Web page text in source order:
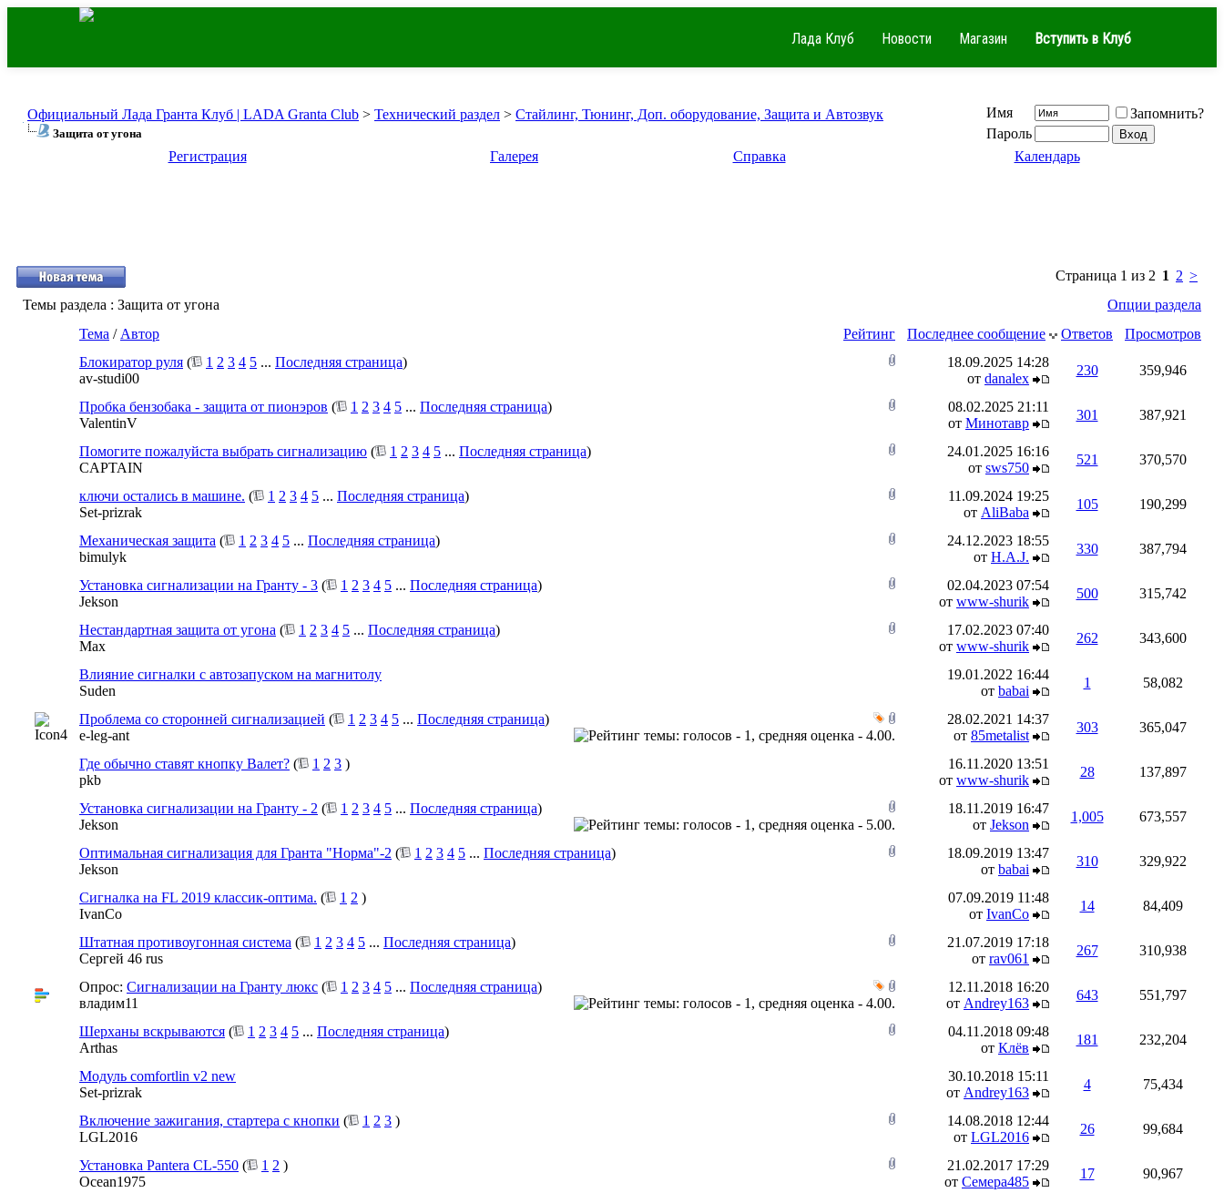
Лада Клуб Новости Магазин Вступить в Клуб
Официальный Лада Гранта Клуб | LADA Granta Club > Технический раздел > Стайлинг, Тюнинг, Доп. оборудование, Защита и Автозвук
Защита от угона
Имя
Запомнить?
Пароль
Регистрация
Галерея Справка Календарь
Страница 1 из 2 1 2 >
Темы раздела : Защита от угона
Опции раздела
Рейтинг
Тема / Автор Последнее сообщение Ответов
Просмотров
Блокиратор руля ( 1 2 3 4 5 ... Последняя страница)
av-studi00
18.09.2025 14:28
от danalex
230 359,946
Пробка бензобака - защита от пионэров ( 1 2 3 4 5 ... Последняя страница)
ValentinV
08.02.2025 21:11
от Минотавр
301 387,921
Помогите пожалуйста выбрать сигнализацию ( 1 2 3 4 5 ... Последняя страница)
CAPTAIN
24.01.2025 16:16
от sws750
521 370,570
ключи остались в машине. ( 1 2 3 4 5 ... Последняя страница)
Set-prizrak
11.09.2024 19:25
от AliBaba
105 190,299
Механическая защита ( 1 2 3 4 5 ... Последняя страница)
bimulyk
24.12.2023 18:55
от H.A.J.
330 387,794
Установка сигнализации на Гранту - 3 ( 1 2 3 4 5 ... Последняя страница)
Jekson
02.04.2023 07:54
от www-shurik
500 315,742
Нестандартная защита от угона ( 1 2 3 4 5 ... Последняя страница)
Max
17.02.2023 07:40
от www-shurik
262 343,600
Влияние сигналки с автозапуском на магнитолу
Suden
19.01.2022 16:44
от babai
1 58,082
Проблема со сторонней сигнализацией ( 1 2 3 4 5 ... Последняя страница)
e-leg-ant
28.02.2021 14:37
от 85metalist
303 365,047
Где обычно ставят кнопку Валет? ( 1 2 3 )
pkb
16.11.2020 13:51
от www-shurik
28 137,897
Установка сигнализации на Гранту - 2 ( 1 2 3 4 5 ... Последняя страница)
Jekson
18.11.2019 16:47
от Jekson
1,005 673,557
Оптимальная сигнализация для Гранта "Норма"-2 ( 1 2 3 4 5 ... Последняя страница)
Jekson
18.09.2019 13:47
от babai
310 329,922
Сигналка на FL 2019 классик-оптима. ( 1 2 )
IvanCo
07.09.2019 11:48
от IvanCo
14 84,409
Штатная противоугонная система ( 1 2 3 4 5 ... Последняя страница)
Сергей 46 rus
21.07.2019 17:18
от rav061
267 310,938
Опрос: Сигнализации на Гранту люкс ( 1 2 3 4 5 ... Последняя страница)
владим11
12.11.2018 16:20
от Andrey163
643 551,797
Шерханы вскрываются ( 1 2 3 4 5 ... Последняя страница)
Arthas
04.11.2018 09:48
от Клёв
181 232,204
Модуль comfortlin v2 new
Set-prizrak
30.10.2018 15:11
от Andrey163
4 75,434
Включение зажигания, стартера с кнопки ( 1 2 3 )
LGL2016
14.08.2018 12:44
от LGL2016
26 99,684
Установка Pantera CL-550 ( 1 2 )
Ocean1975
21.02.2017 17:29
от Семера485
17 90,967